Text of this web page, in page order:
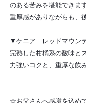
のある苦みを堪能できます
重厚感がありながらも、
▼ケニア レッドマウン
完熟した柑橘系の酸味と
力強いコクと、重厚な飲
☆お父さんへ感謝を込め